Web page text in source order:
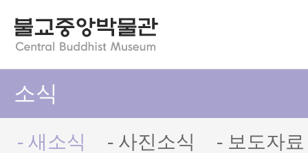
소식
- 새소식 - 사진소식 - 보도자료